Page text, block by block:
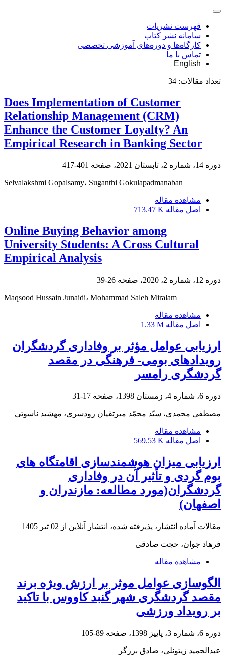
فهرست نشریات
سامانه نشر کتاب
کارگاه‌ها و دوره‌های آموزشی تخصصی
تماس با ما
English
تعداد مقالات: 34
Does Implementation of Customer
Relationship Management (CRM)
Enhance the Customer Loyalty? An
Empirical Research in Banking Sector
دوره 14، شماره 2، تابستان 2021، صفحه 401-417
Selvalakshmi Gopalsamy، Suganthi Gokulapadmanaban
مشاهده مقاله
اصل مقاله 713.47 K
Online Buying Behavior among
University Students: A Cross Cultural
Empirical Analysis
دوره 12، شماره 2، 2020، صفحه 26-39
Maqsood Hussain Junaidi، Mohammad Saleh Miralam
مشاهده مقاله
اصل مقاله 1.33 M
ارزیابی عوامل مؤثر بر وفاداری گردشگران
رویدادهای بومی- فرهنگی در مقصد
گردشگری رامسر
دوره 6، شماره 4، زمستان 1398، صفحه 17-31
مصطفی محمدی، سیّد محمّد میرتقیان رودسری، مهشید ناسوتی
مشاهده مقاله
اصل مقاله 569.53 K
ارزیابی میزان هوشمندسازی اقامتگاه های
بوم گردی و تأثیر آن در وفاداری
گردشگران(مورد مطالعه: مازندران و
اصفهان)
مقالات آماده انتشار، پذیرفته شده، انتشار آنلاین از 02 تیر 1405
فرهاد جوان، حجت صادقی
مشاهده مقاله
الگوسازی عوامل موثر بر ارزش ویژه برند
مقصد گردشگری شهر گنبد کاووس با تاکید
بر رویداد ورزشی
دوره 6، شماره 3، پاییز 1398، صفحه 89-105
عبدالحمید زیتونلی، صادق برزگر